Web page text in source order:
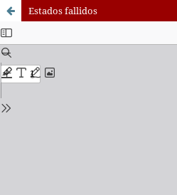
Estados fallidos